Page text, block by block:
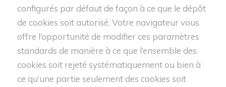
configurés par défaut de façon à ce que le dépôt
de cookies soit autorisé. Votre navigateur vous
offre l’opportunité de modifier ces paramètres
standards de manière à ce que l’ensemble des
cookies soit rejeté systématiquement ou bien à
ce qu’une partie seulement des cookies soit